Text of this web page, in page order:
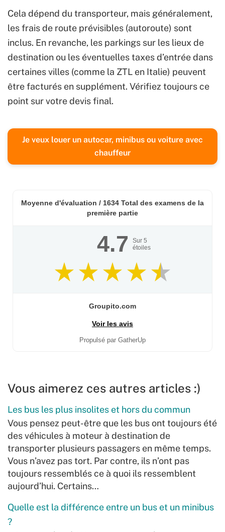
Cela dépend du transporteur, mais généralement,
les frais de route prévisibles (autoroute) sont
inclus. En revanche, les parkings sur les lieux de
destination ou les éventuelles taxes d’entrée dans
certaines villes (comme la ZTL en Italie) peuvent
être facturés en supplément. Vérifiez toujours ce
point sur votre devis final.
Je veux louer un autocar, minibus ou voiture avec
chauffeur
Moyenne d'évaluation / 1634 Total des examens de la
première partie
4.7 Sur 5
étoiles
Groupito.com
Voir les avis
Propulsé par GatherUp
Vous aimerez ces autres articles :)
Les bus les plus insolites et hors du commun
Vous pensez peut-être que les bus ont toujours été
des véhicules à moteur à destination de
transporter plusieurs passagers en même temps.
Vous n’avez pas tort. Par contre, ils n’ont pas
toujours ressemblés ce à quoi ils ressemblent
aujourd’hui. Certains…
Quelle est la différence entre un bus et un minibus
?